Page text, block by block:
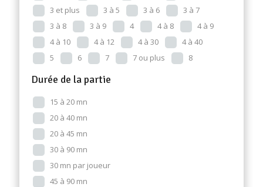
3 et plus
3 à 5 3 à 6
3 à 7
3 à 8
3 à 9 4 4 à 8
4 à 9
4 à 10
4 à 12 4 à 30
4 à 40
5
6 7 7 ou plus 8
Durée de la partie
15 à 20 mn
20 à 40 mn
20 à 45 mn
30 à 90 mn
30 mn par joueur
45 à 90 mn